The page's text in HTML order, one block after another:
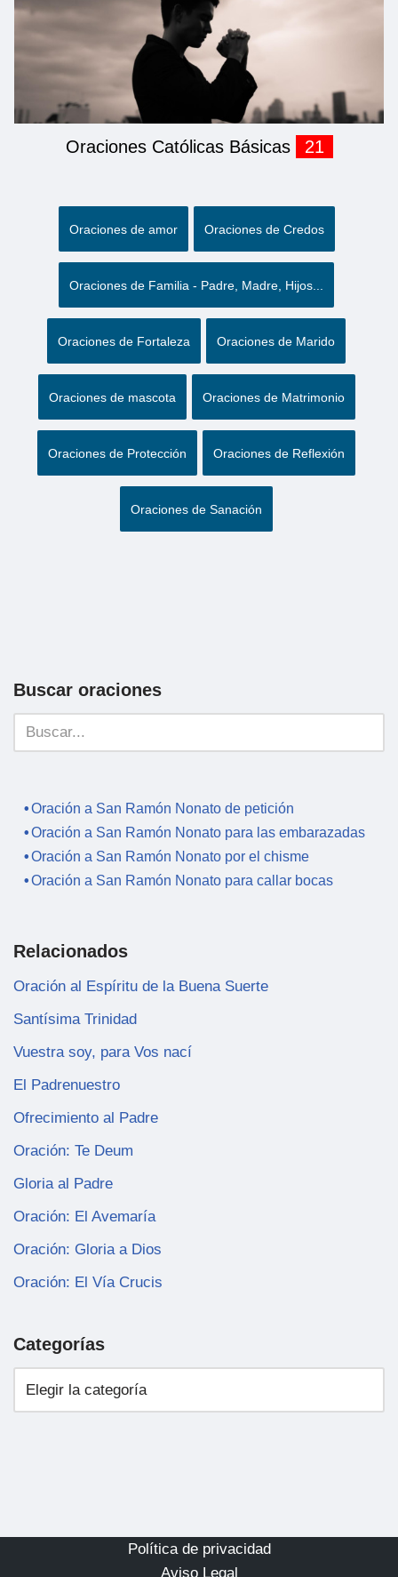
Oraciones Católicas Básicas 21
Oraciones de amor Oraciones de Credos
Oraciones de Familia - Padre, Madre, Hijos...
Oraciones de Fortaleza Oraciones de Marido
Oraciones de mascota Oraciones de Matrimonio
Oraciones de Protección Oraciones de Reflexión
Oraciones de Sanación
Buscar oraciones
Oración a San Ramón Nonato de petición
Oración a San Ramón Nonato para las embarazadas
Oración a San Ramón Nonato por el chisme
Oración a San Ramón Nonato para callar bocas
Relacionados
Oración al Espíritu de la Buena Suerte
Santísima Trinidad
Vuestra soy, para Vos nací
El Padrenuestro
Ofrecimiento al Padre
Oración: Te Deum
Gloria al Padre
Oración: El Avemaría
Oración: Gloria a Dios
Oración: El Vía Crucis
Categorías
Política de privacidad
Aviso Legal